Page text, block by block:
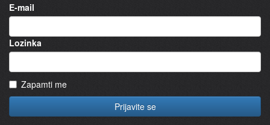
E-mail
Lozinka
Zapamti me
Prijavite se